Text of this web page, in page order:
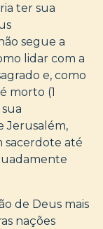
ter sua
segue a
lidar com a
e, como
morto (1
Jerusalém,
sacerdote até
de Deus mais
nações